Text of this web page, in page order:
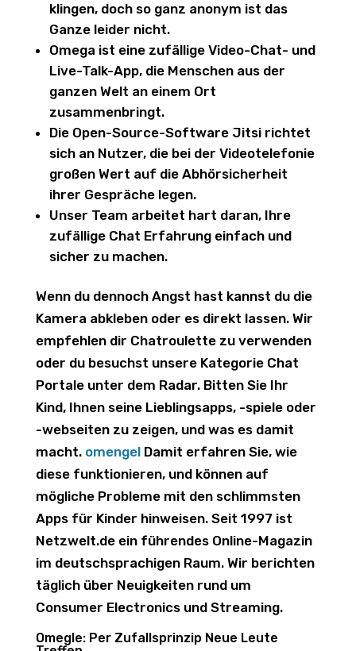
klingen, doch so ganz anonym ist das
Ganze leider nicht.
Omega ist eine zufällige Video-Chat- und
Live-Talk-App, die Menschen aus der
ganzen Welt an einem Ort
zusammenbringt.
Die Open-Source-Software Jitsi richtet
sich an Nutzer, die bei der Videotelefonie
großen Wert auf die Abhörsicherheit
ihrer Gespräche legen.
Unser Team arbeitet hart daran, Ihre
zufällige Chat Erfahrung einfach und
sicher zu machen.
Wenn du dennoch Angst hast kannst du die
Kamera abkleben oder es direkt lassen. Wir
empfehlen dir Chatroulette zu verwenden
oder du besuchst unsere Kategorie Chat
Portale unter dem Radar. Bitten Sie Ihr
Kind, Ihnen seine Lieblingsapps, -spiele oder
-webseiten zu zeigen, und was es damit
macht. omengelDamit erfahren Sie, wie
diese funktionieren, und können auf
mögliche Probleme mit den schlimmsten
Apps für Kinder hinweisen. Seit 1997 ist
Netzwelt.de ein führendes Online-Magazin
im deutschsprachigen Raum. Wir berichten
täglich über Neuigkeiten rund um
Consumer Electronics und Streaming.
Omegle: Per Zufallsprinzip Neue Leute